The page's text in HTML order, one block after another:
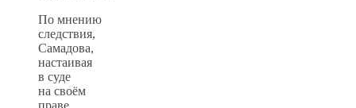
По мнению
следствия,
Самадова,
настаивая
в суде
на своём
праве